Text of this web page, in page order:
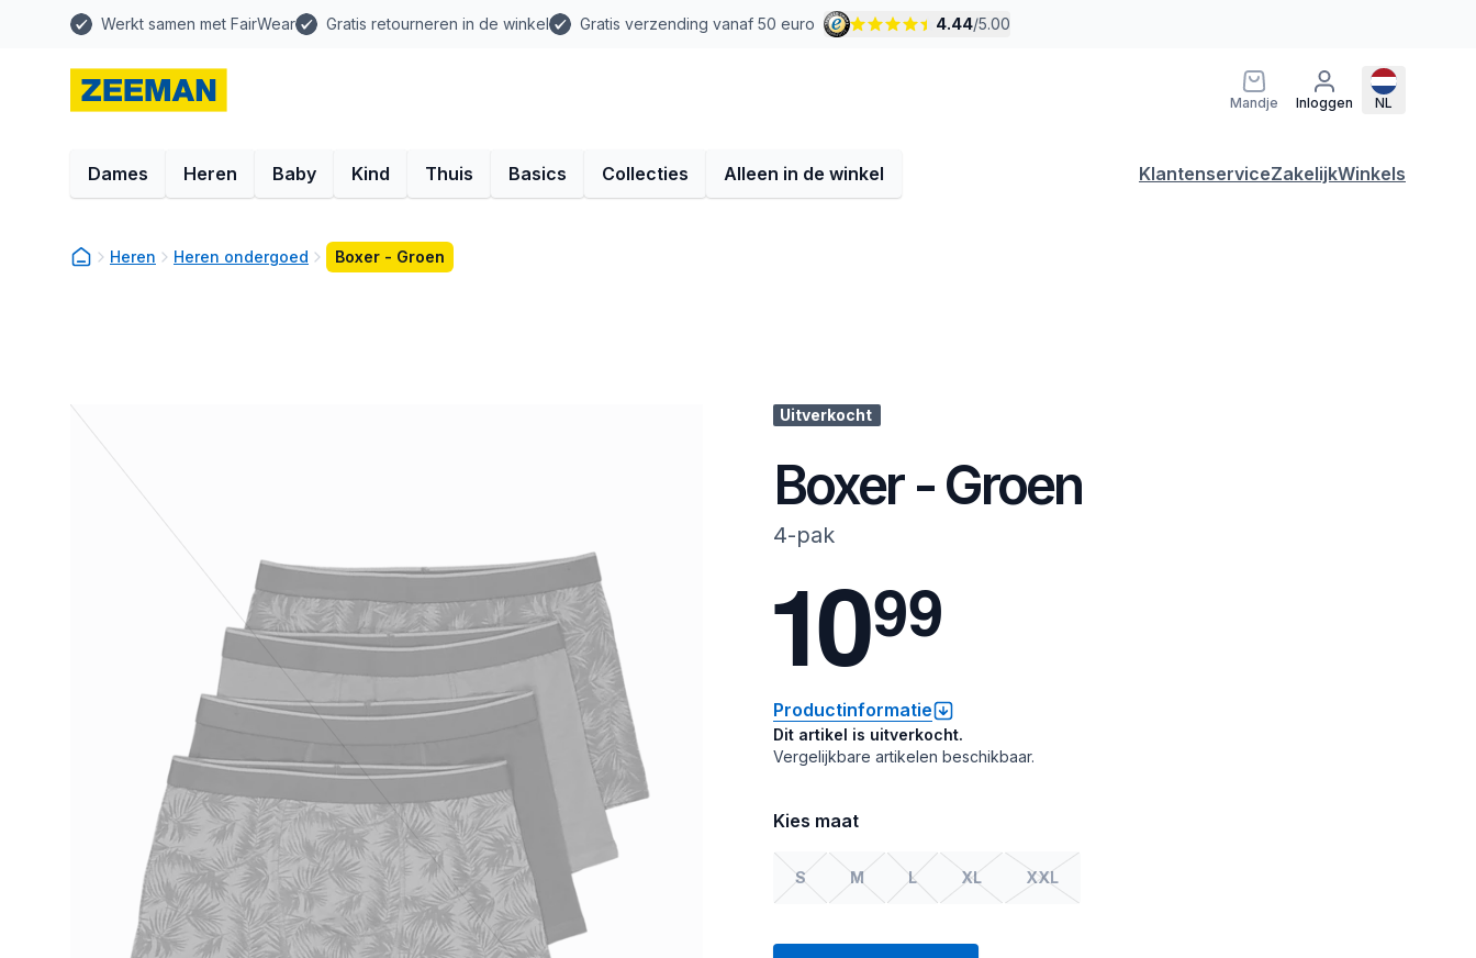
Werkt samen met FairWear Gratis retourneren in de winkel Gratis verzending vanaf 50 euro 4.44/5.00
Mandje Inloggen NL
Dames Heren Baby Kind Thuis Basics Collecties Alleen in de winkel KlantenserviceZakelijkWinkels
Heren Heren ondergoed Boxer - Groen
Uitverkocht
Boxer - Groen
4-pak
1099
Productinformatie
Dit artikel is uitverkocht.
Vergelijkbare artikelen beschikbaar.
Kies maat
S M L XL XXL